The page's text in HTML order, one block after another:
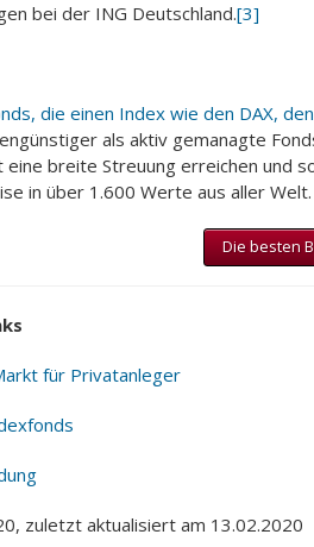
bei der ING Deutschland.[3]
die einen Index wie den DAX,
als aktiv gemanagte
eine breite Streuung erreichen und
in über 1.600 Werte aus aller Welt.
Die besten
für Privatanleger
zuletzt aktualisiert am 13.02.2020